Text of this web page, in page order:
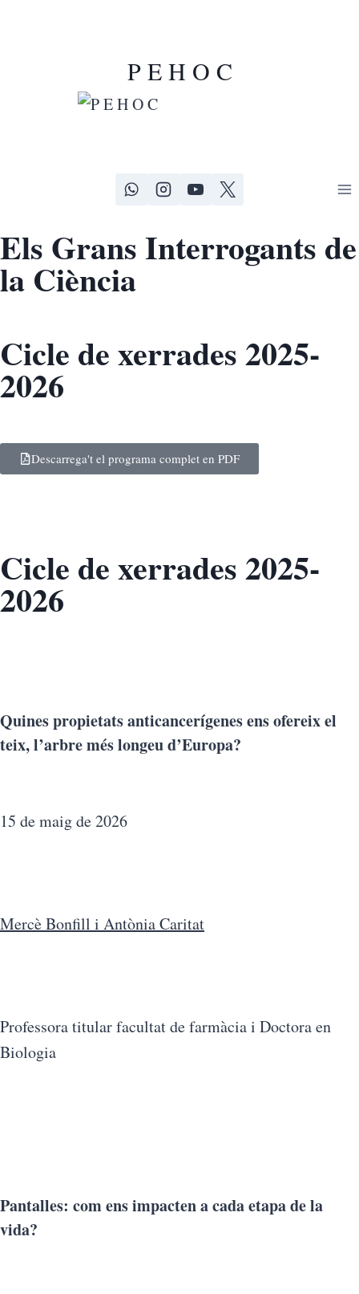
P E H O C
Els Grans Interrogants de
la Ciència
Cicle de xerrades 2025-
2026
Descarrega't el programa complet en PDF
Cicle de xerrades 2025-
2026
Quines propietats anticancerígenes ens ofereix el
teix, l’arbre més longeu d’Europa?
15 de maig de 2026
Mercè Bonfill i Antònia Caritat
Professora titular facultat de farmàcia i Doctora en
Biologia
Pantalles: com ens impacten a cada etapa de la
vida?